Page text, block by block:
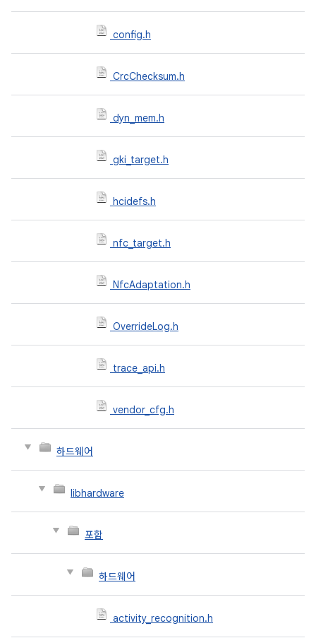
config.h
CrcChecksum.h
dyn_mem.h
gki_target.h
hcidefs.h
nfc_target.h
NfcAdaptation.h
OverrideLog.h
trace_api.h
vendor_cfg.h
하드웨어
libhardware
포함
하드웨어
activity_recognition.h